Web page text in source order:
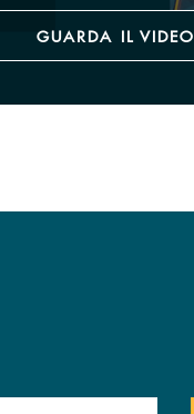
GUARDA IL VIDEO